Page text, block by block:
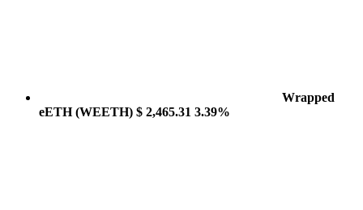
Wrapped
eETH(WEETH) $ 2,465.31 3.39%